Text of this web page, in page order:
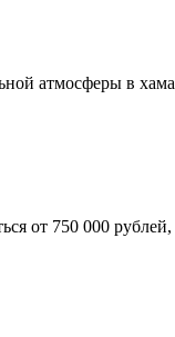
атмосферы в
от 750 000 рублей,